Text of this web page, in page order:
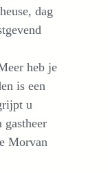
dag
heb je
is een
u
Morvan